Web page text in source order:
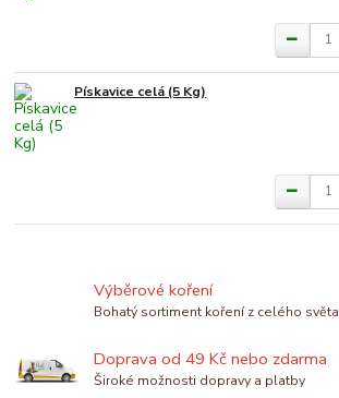
Pískavice celá (5 Kg)
Výběrové koření
Bohatý sortiment koření z celého světa
Doprava od 49 Kč nebo zdarma
Široké možnosti dopravy a platby